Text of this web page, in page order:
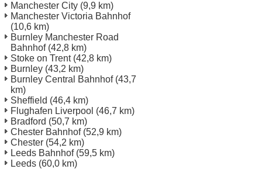
Manchester City (9,9 km)
Manchester Victoria Bahnhof
(10,6 km)
Burnley Manchester Road
Bahnhof(42,8 km)
Stoke on Trent(42,8 km)
Burnley (43,2 km)
Burnley Central Bahnhof(43,7
km)
Sheffield (46,4 km)
Flughafen Liverpool (46,7 km)
Bradford (50,7 km)
Chester Bahnhof(52,9 km)
Chester (54,2 km)
Leeds Bahnhof(59,5 km)
Leeds (60,0 km)